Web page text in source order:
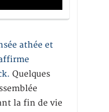
athée et
Quelques
la fin de vie